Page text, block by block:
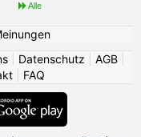
Alle
Datenschutz AGB
FAQ